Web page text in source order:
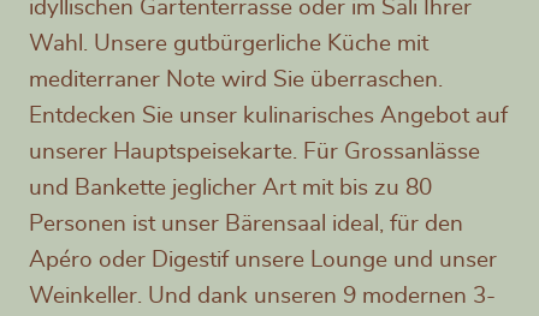
idyllischen Gartenterrasse oder im Säli Ihrer
Wahl. Unsere gutbürgerliche Küche mit
mediterraner Note wird Sie überraschen.
Entdecken Sie unser kulinarisches Angebot auf
unserer Hauptspeisekarte. Für Grossanlässe
und Bankette jeglicher Art mit bis zu 80
Personen ist unser Bärensaal ideal, für den
Apéro oder Digestif unsere Lounge und unser
Weinkeller. Und dank unseren 9 modernen 3-